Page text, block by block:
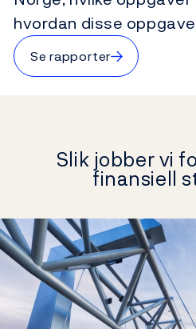
hvordan disse
Se rapporter→
Slik jobber vi
finansiell